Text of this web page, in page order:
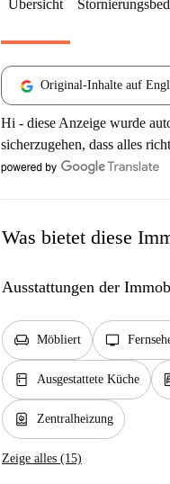
Übersicht
Original-Inhalte auf
Hi - diese Anzeige wurde
sicherzugehen, dass alles
Was bietet diese
Ausstattungen der
chair Möbliert tv
kitchen Ausgestattete Küche
water_heater Zentralheizung
Zeige alles (15)